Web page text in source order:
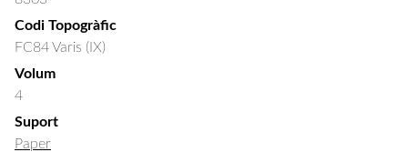
Codi Topogràfic
FC84 Varis (IX)
Volum
4
Suport
Paper